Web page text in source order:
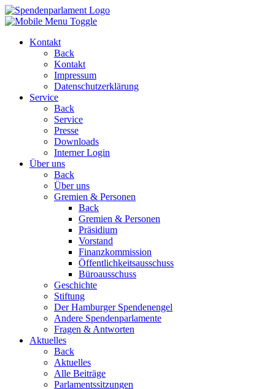
Kontakt
Back
Kontakt
Impressum
Datenschutzerklärung
Service
Back
Service
Presse
Downloads
Interner Login
Über uns
Back
Über uns
Gremien & Personen
Back
Gremien & Personen
Präsidium
Vorstand
Finanzkommission
Öffentlichkeitsausschuss
Büroausschuss
Geschichte
Stiftung
Der Hamburger Spendenengel
Andere Spendenparlamente
Fragen & Antworten
Aktuelles
Back
Aktuelles
Alle Beiträge
Parlamentssitzungen